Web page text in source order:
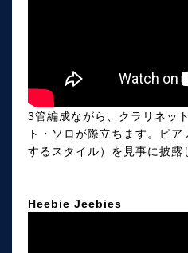
3管編成ながら、クラリネッ
ト・ソロが際立ちます。ピ
するスタイル）を見事に披
Heebie Jeebies